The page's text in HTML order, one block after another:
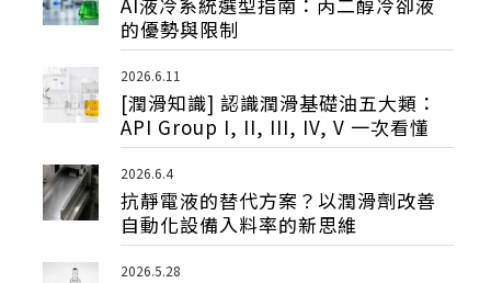
的優勢與限制
2026.6.11
[潤滑知識] 認識潤滑基礎油五大類：
API Group I, II, III, IV, V 一次看懂
2026.6.4
抗靜電液的替代方案？以潤滑劑改善
自動化設備入料率的新思維
2026.5.28